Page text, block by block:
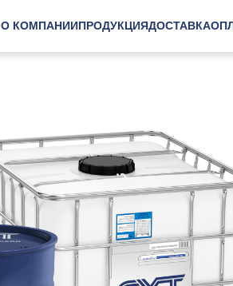
О КОМПАНИИПРОДУКЦИЯДОСТАВКА